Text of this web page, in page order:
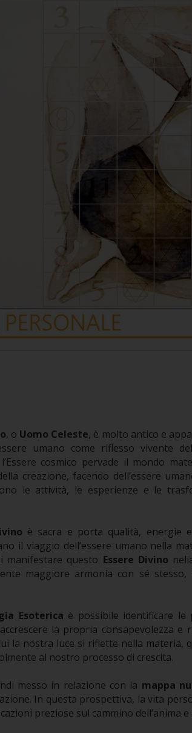
, o Uomo Celeste, è molto antico e
umano come riflesso vivente
cosmico pervade il mondo
creazione, facendo dell’essere
le attività, le esperienze e le
è sacra e porta qualità, energie
il viaggio dell’essere umano nella
manifestare questo Essere Divino
maggiore armonia con sé
Esoterica è possibile identificare le
la propria consapevolezza
la nostra luce si riflette nella
al nostro processo di crescita.
messo in relazione con la mappa
In questa prospettiva, la vita
preziose sul cammino dell’anima